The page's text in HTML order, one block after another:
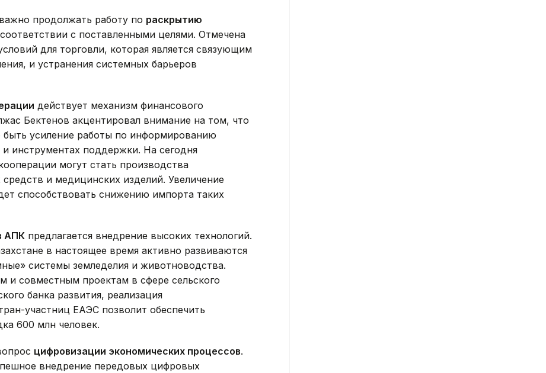
продолжать работу по раскрытию
с поставленными целями. Отмечена
для торговли, которая является связующим
и устранения системных барьеров
действует механизм финансового
Бектенов акцентировал внимание на том, что
усиление работы по информированию
инструментах поддержки. На сегодня
могут стать производства
и медицинских изделий. Увеличение
способствовать снижению импорта таких
АПК предлагается внедрение высоких технологий.
в настоящее время активно развиваются
системы земледелия и животноводства.
и совместным проектам в сфере сельского
банка развития, реализация
участниц ЕАЭС позволит обеспечить
600 млн человек.
цифровизации экономических процессов.
внедрение передовых цифровых